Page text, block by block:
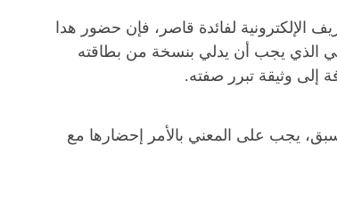
الإلكترونية لفائدة قاصر، فإن حضور هدا
الذي يجب أن يدلي بنسخة من بطاقته
إلى وثيقة تبرر صفته.
يجب على المعني بالأمر إحضارها مع